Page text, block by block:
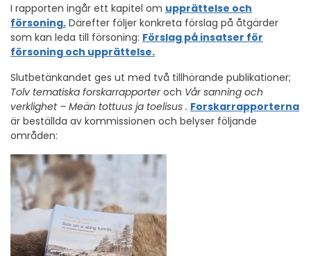
I rapporten ingår ett kapitel om upprättelse och
försoning. Därefter följer konkreta förslag på åtgärder
som kan leda till försoning: Förslag på insatser för
försoning och upprättelse.
Slutbetänkandet ges ut med två tillhörande publikationer;
Tolv tematiska forskarrapporteroch Vår sanning och
verklighet – Meän tottuus ja toelisus . Forskarrapporterna
är beställda av kommissionen och belyser följande
områden: